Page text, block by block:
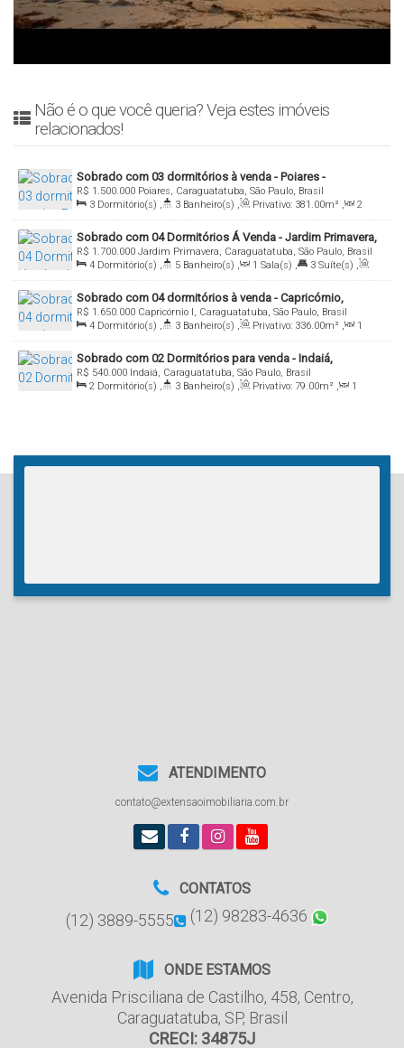
Não é o que você queria? Veja estes imóveis
relacionados!
Sobrado com 03 dormitórios à venda - Poiares -
Caraguatatuba/SP
R$ 1.500.000 Poiares, Caraguatatuba, São Paulo, Brasil
3 Dormitório(s) , 3 Banheiro(s) , Privativo: 381 .00m² ,
2
Sala(s) , 2 Suíte(s) , Total: 381.00m² , 3 Vaga(s) ,
Útil:
230.00m² , Terreno: 381.00m²
Sobrado com 04 Dormitórios Á Venda - Jardim Primavera,
Caraguatatuba/Sp
R$ 1.700.000 Jardim Primavera, Caraguatatuba, São Paulo, Brasil
4 Dormitório(s) , 5 Banheiro(s) , 1 Sala(s) , 3 Suíte(s) ,
Total: 360.00m² , 3 Vaga(s) , Útil: 250.00m²
Sobrado com 04 dormitórios à venda - Capricórnio,
Caraguatatuba/SP
R$ 1.650.000 Capricórnio I, Caraguatatuba, São Paulo, Brasil
4 Dormitório(s) , 3 Banheiro(s) , Privativo: 336.00m² ,
1
Sala(s) , 2 Suíte(s) , Total: 336.00m² , 2 Vaga(s) ,
50m
Distância do Mar , Útil: 172.00m² , Terreno: 250.00m²
Fundos: 10.00m , Frente: 10.00m , Lado Direito: 25
Esquerdo: 25.00m
Sobrado com 02 Dormitórios para venda - Indaiá,
Caraguatatuba/SP
R$ 540.000 Indaiá, Caraguatatuba, São Paulo, Brasil
2 Dormitório(s) , 3 Banheiro(s) , Privativo: 79.00m² ,
1
ATENDIMENTO
contato@extensaoimobiliaria.com.br
CONTATOS
(12) 3889-5555 (12) 98283-4636
ONDE ESTAMOS
Avenida Prisciliana de Castilho, 458, Centro,
Caraguatatuba, SP, Brasil
CRECI: 34875J